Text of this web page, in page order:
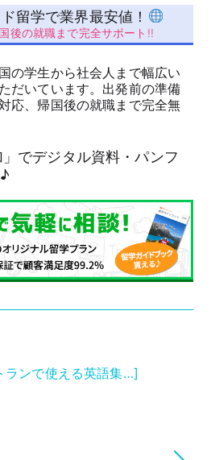
留学で業界最安値！
後の就職まで完全サポート!!
の学生から社会人まで幅広い
だいています。出発前の準備
応、帰国後の就職まで完全無
でデジタル資料・パンフ
ランで使える英語集…]